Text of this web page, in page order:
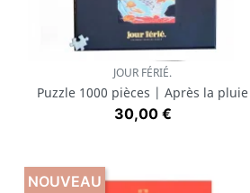
Aperçu rapide
JOUR FÉRIÉ.
Puzzle 1000 pièces | Après la pluie
Prix
30,00 €
NOUVEAU